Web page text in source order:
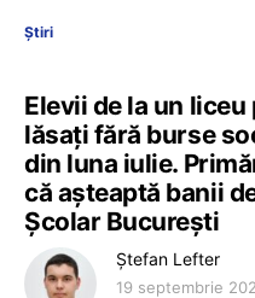
Știri
Elevii de la un
lăsați fără burse
din luna iulie.
că așteaptă banii
Școlar București
Ștefan Lefter
19 septembrie